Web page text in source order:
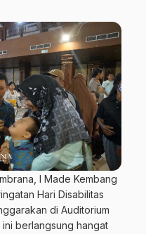
I Made Kembang
Hari Disabilitas
di Auditorium
berlangsung hangat